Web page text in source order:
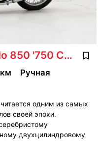
1975' Norton Commando 850 '750 CH30294
Ручная
одним из самых
своей эпохи.
двухцилиндровому